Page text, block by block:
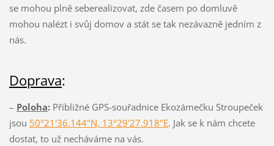
se mohou plně seberealizovat, zde časem po domluvě
mohou nalézt i svůj domov a stát se tak nezávazně jedním z
nás.
Doprava:
– Poloha:Přibližné GPS-souřadnice Ekozámečku Stroupeček
jsou 50°21'36.144"N, 13°29'27.918"E. Jak se k nám chcete
dostat, to už necháváme na vás.